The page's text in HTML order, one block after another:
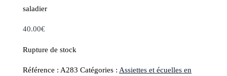
saladier
40.00€
Rupture de stock
Référence :A283 Catégories :Assiettes et écuelles en